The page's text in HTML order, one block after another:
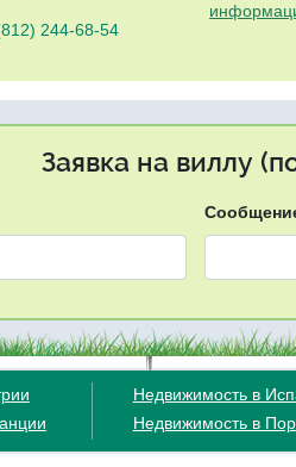
244-68-54
Заявка на виллу
Недвижимость в
Недвижимость в